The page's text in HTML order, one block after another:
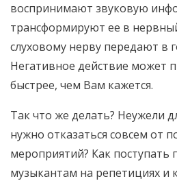
воспринимают звуковую
трансформируют ее в
слуховому нерву передают в
Негативное действие может
быстрее, чем Вам кажется.
Так что же делать? Неужели
нужно отказаться совсем от
мероприятий? Как поступать
музыкантам на репетициях и